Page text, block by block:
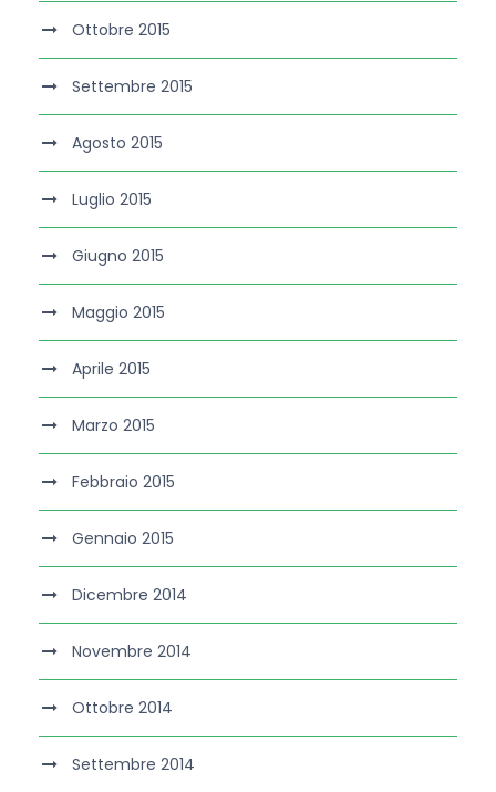
Ottobre 2015
Settembre 2015
Agosto 2015
Luglio 2015
Giugno 2015
Maggio 2015
Aprile 2015
Marzo 2015
Febbraio 2015
Gennaio 2015
Dicembre 2014
Novembre 2014
Ottobre 2014
Settembre 2014